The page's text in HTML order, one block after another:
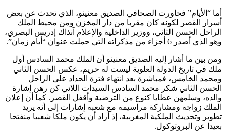
أما “الأيام” فحاورت الصحافي الصديق معنينو، الذي تحدث عن بعض
أسرار القصر لكونه كان مقربا من دار المخزن ومن محيط الملك
الراحل الحسن الثاني، ووزير الداخلية والإعلام آنذاك إدريس البصري،
وهو الذي أصدر 6 أجزاء من مذكراته التي حملت عنوان “أيام زمان”.
ومن بين ما أشار إليه الصديق معنينو أن الملك محمد السادس أول
ملك في تاريخ الدولة العلوية ليست له حريم، عكس الحسن الثاني
ومحمد الخامس، فمباشرة بعد انتهاء فترة الحداد على الراحل
الحسن الثاني شكر محمد السادس السيدات اللائي كن رهن إشارة
والده، وسلمهن عطايا كنوع من الترضية وأقفل القصر. كما أن إعلان
الملك زواجه ومشاركة مراسيمه مع شعبه إشارات إلى أنه يريد
تطوير وتحديث الملكية المغربية، إذ أراد أن يكون ملكا شعبيا منفتحا
بعيدا عن البروتوكول.